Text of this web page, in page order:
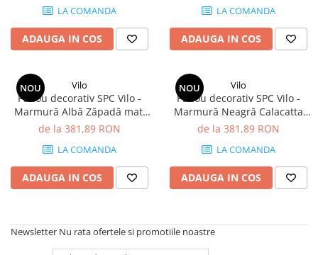
LA COMANDA
ADAUGA IN COS
LA COMANDA
ADAUGA IN COS
NOU Vilo
Panou decorativ SPC Vilo -
Marmură Albă Zăpadă mat,
1200×600×4 mm, 2.88
de la 381,89 RON
LA COMANDA
ADAUGA IN COS
NOU Vilo
Panou decorativ SPC Vilo -
Marmură Neagră Calacatta
lucios, 1200×600×4 mm, 2.88
de la 381,89 RON
LA COMANDA
ADAUGA IN COS
Newsletter Nu rata ofertele si promotiile noastre